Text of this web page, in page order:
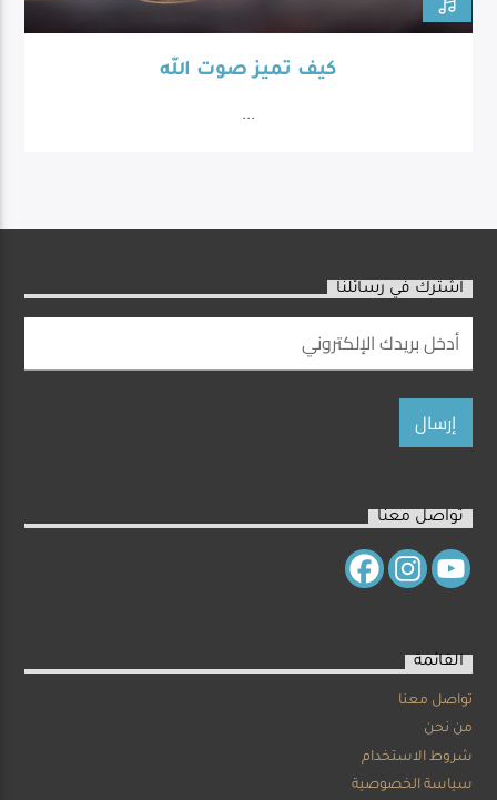
كيف تميز صوت الله
...
اشترك في رسائلنا
تواصل معنا
القائمة
تواصل معنا
من نحن
شروط الاستخدام
سياسة الخصوصية